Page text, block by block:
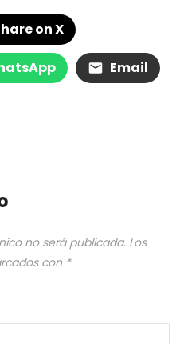
on X
Email
no será publicada. Los
con *